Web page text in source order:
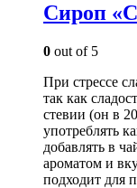
Сироп
0 out of 5
При стрессе
так как
стевии (он в
употреблять
добавлять в
ароматом и
подходит для